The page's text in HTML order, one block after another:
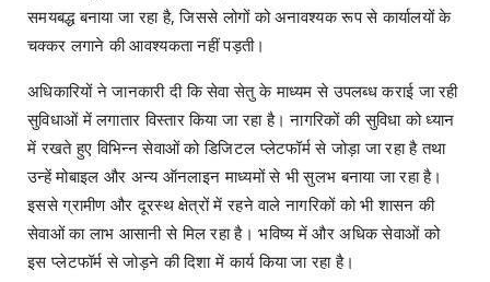
समयबद्ध बनाया जा रहा है, जिससे लोगों को अनावश्यक रूप से कार्यालयों के
चक्कर लगाने की आवश्यकता नहीं पड़ती।
अधिकारियों ने जानकारी दी कि सेवा सेतु के माध्यम से उपलब्ध कराई जा रही
सुविधाओं में लगातार विस्तार किया जा रहा है। नागरिकों की सुविधा को ध्यान
में रखते हुए विभिन्न सेवाओं को डिजिटल प्लेटफॉर्म से जोड़ा जा रहा है तथा
उन्हें मोबाइल और अन्य ऑनलाइन माध्यमों से भी सुलभ बनाया जा रहा है।
इससे ग्रामीण और दूरस्थ क्षेत्रों में रहने वाले नागरिकों को भी शासन की
सेवाओं का लाभ आसानी से मिल रहा है। भविष्य में और अधिक सेवाओं को
इस प्लेटफॉर्म से जोड़ने की दिशा में कार्य किया जा रहा है।